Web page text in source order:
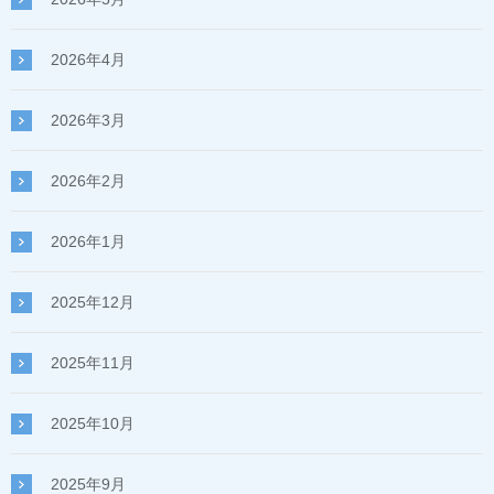
2026年4月
2026年3月
2026年2月
2026年1月
2025年12月
2025年11月
2025年10月
2025年9月